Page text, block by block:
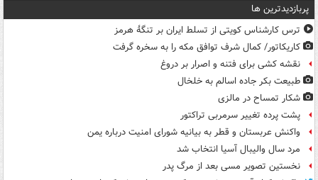
پربازدیدترین ها
ترس کارشناس کویتی از تسلط ایران بر تنگۀ هرمز
کاریکاتور/ کمال شرف توافق مکه را به سخره گرفت
نقشه کشی برای فتنه و اصرار بر دروغ
طبیعت بکر جاده اسالم به خلخال
شکار تمساح در مالزی
پشت پرده تغییر سرمربی تراکتور
واکنش عربستان و قطر به بیانیه شورای امنیت درباره یمن
مرد سال والیبال آسیا انتخاب شد
نخستین تصویر مسی بعد از مرگ پدر